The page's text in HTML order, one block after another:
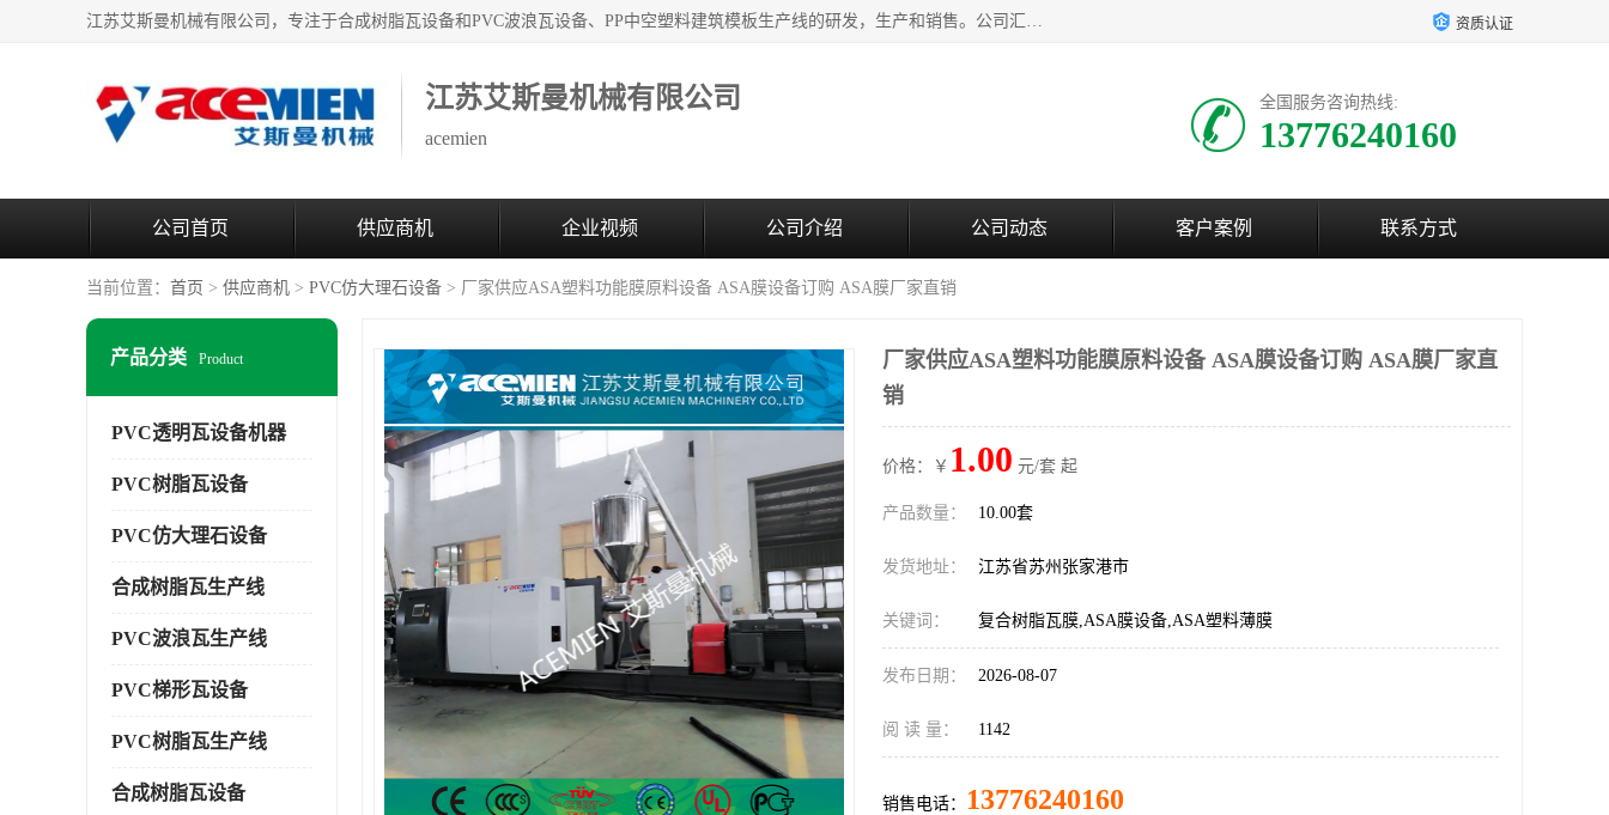
江苏艾斯曼机械有限公司，专注于合成树脂瓦设备和PVC波浪瓦设备、PP中空塑料建筑模板生产线的研发，生产和销售。公司汇集了一批专业技术领域的优秀人才，组成了以中青年科技精英为骨干的高素质科研队伍，在不断的产品研发实践中积累了丰富的产品设计经验和精深的理论知识。 资质认证
江苏艾斯曼机械有限公司
acemien
全国服务咨询热线:
13776240160
公司首页 供应商机 企业视频 公司介绍 公司动态 客户案例 联系方式
当前位置： 首页 > 供应商机 > PVC仿大理石设备 > 厂家供应ASA塑料功能膜原料设备 ASA膜设备订购 ASA膜厂家直销
产品分类 Product
PVC透明瓦设备机器
PVC树脂瓦设备
PVC仿大理石设备
合成树脂瓦生产线
PVC波浪瓦生产线
PVC梯形瓦设备
PVC树脂瓦生产线
合成树脂瓦设备
厂家供应ASA塑料功能膜原料设备 ASA膜设备订购 ASA膜厂家直
销
价格：￥ 1.00 元/套 起
产品数量： 10.00套
发货地址： 江苏省苏州张家港市
关键词： 复合树脂瓦膜,ASA膜设备,ASA塑料薄膜
发布日期： 2026-08-07
阅 读 量： 1142
销售电话： 13776240160